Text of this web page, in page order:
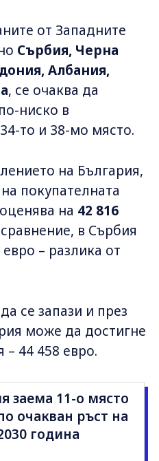
от Западните
Сърбия, Черна
Албания,
, се очаква да
ниско в
то и 38-мо място.
на България,
покупателната
на 42 816
в Сърбия
– разлика от
се запази и през
може да достигне
– 44 458 евро.
заема 11-о място
очакван ръст на
година